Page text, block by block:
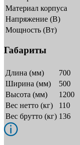
Материал корпуса
Напряжение (В)
Мощность (Вт)
Габариты
Длина (мм)
700
Ширина (мм)
500
Высота (мм)
1200
Вес нетто (кг)
110
Вес брутто (кг) 136